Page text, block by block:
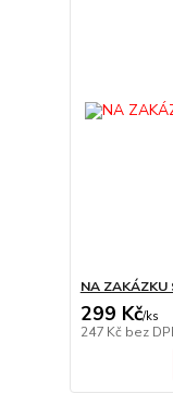
NA
299 Kč/ks
247 Kč bez